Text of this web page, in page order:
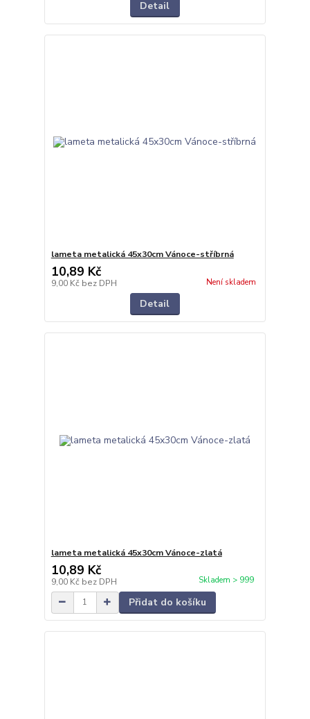
Detail
lameta metalická 45x30cm Vánoce-stříbrná
10,89 Kč
9,00 Kč bez DPH Není skladem
Detail
lameta metalická 45x30cm Vánoce-zlatá
10,89 Kč
9,00 Kč bez DPH Skladem > 999
Přidat do košíku